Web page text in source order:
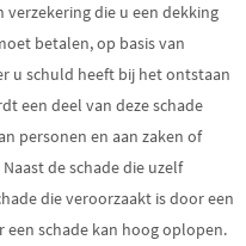
verzekering die u een dekking
betalen, op basis van
u schuld heeft bij het ontstaan
een deel van deze schade
personen en aan zaken of
de schade die uzelf
die veroorzaakt is door een
een schade kan hoog oplopen.